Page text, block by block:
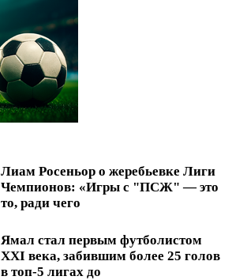
Лиам Росеньор о жеребьевке Лиги
Чемпионов: «Игры с "ПСЖ" — это
то, ради чего
Ямал стал первым футболистом
XXI века, забившим более 25 голов
в топ-5 лигах до